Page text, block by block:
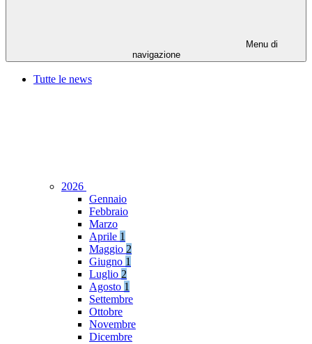
Menu di
navigazione
Tutte le news
2026
Gennaio
Febbraio
Marzo
Aprile 1
Maggio 2
Giugno 1
Luglio 2
Agosto 1
Settembre
Ottobre
Novembre
Dicembre